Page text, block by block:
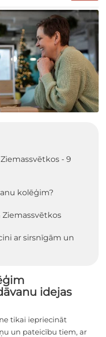
- 9
kolēģim?
ar sirsnīgām un
idejas
tikai iepriecināt
un pateicību tiem, ar